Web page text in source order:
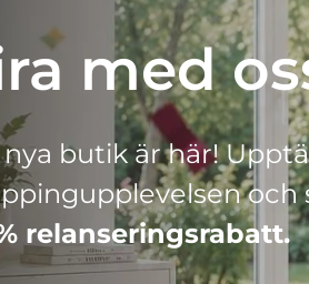
produktlinjer, ett mål:
bekväm,